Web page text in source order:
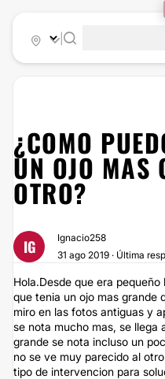
¿COMO
UN OJO MAS
OTRO?
IG
Ignacio258
31 ago 2019 · Última
Hola.Desde que era
que tenia un ojo mas grande
miro en las fotos antiguas y
se nota mucho mas, se llega
grande se nota incluso un
no se ve muy parecido al
tipo de intervencion para